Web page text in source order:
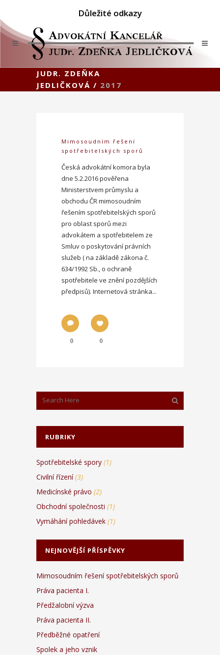
Důležité odkazy
JUDR. ZDEŇKA
JEDLIČKOVÁ / 2017
Mimosoudním řešení
spotřebitelských sporů
Česká advokátní komora byla
dne 5.2.2016 pověřena
Ministerstvem průmyslu a
obchodu ČR mimosoudním
řešením spotřebitelských sporů
pro oblast sporů mezi
advokátem a spotřebitelem ze
Smluv o poskytování právních
služeb ( na základě zákona č.
634/1992 Sb., o ochraně
spotřebitele ve znění pozdějších
předpisů). Internetová stránka...
0 0
RUBRIKY
Spotřebitelské spory (1)
Civilní řízení(3)
Medicínské právo (2)
Obchodní společnosti (1)
Vymáhání pohledávek (1)
NEJNOVĚJŠÍ PŘÍSPĚVKY
Mimosoudním řešení spotřebitelských sporů
Práva pacienta I.
Předžalobní výzva
Práva pacienta II.
Předběžné opatření
Spolek a jeho vznik